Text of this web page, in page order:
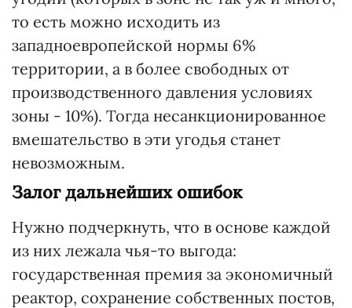
то есть можно исходить из
западноевропейской нормы 6%
территории, а в более свободных от
производственного давления условиях
зоны - 10%). Тогда несанкционированное
вмешательство в эти угодья станет
невозможным.
Залог дальнейших ошибок
Нужно подчеркнуть, что в основе каждой
из них лежала чья-то выгода:
государственная премия за экономичный
реактор, сохранение собственных постов,